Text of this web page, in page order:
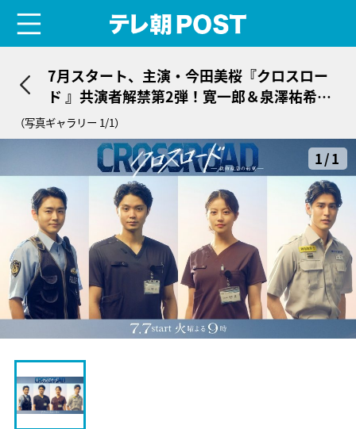
7月スタート、主演・今田美桜『クロスロー
ド 』共演者解禁第2弾！寛一郎＆泉澤祐希が
参戦
（写真ギャラリー 1/1）
1/1